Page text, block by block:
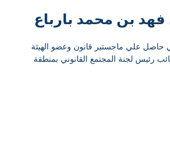
حاصل علي ماجستير قانون وعضو الهيئة
رئيس لجنة المجتمع القانوني بمنطقة